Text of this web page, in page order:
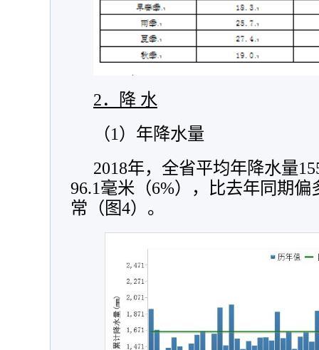
2．降 水
（1）年降水量
2018年，全省平均年降水量
96.1毫米（6%），比去年同期偏
常（图4）。